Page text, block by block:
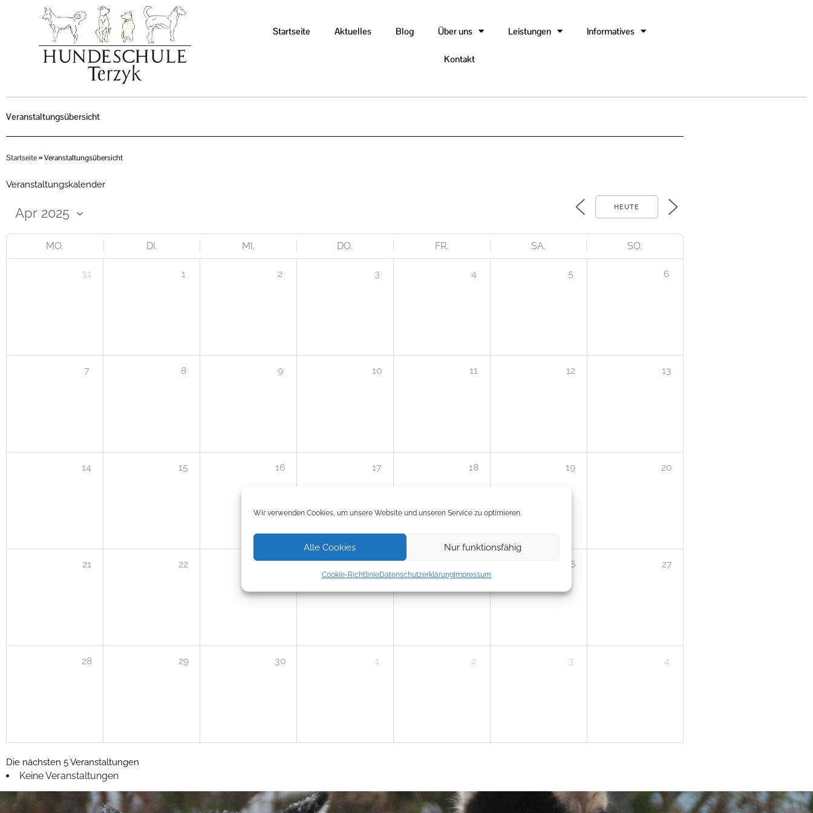
Wir verwenden Cookies, um unsere Website und unseren Service zu optimieren.
Alle Cookies Nur funktionsfähig
Cookie-RichtlinieDatenschutzerklärungImpressum
Startseite Aktuelles Blog Über uns Leistungen Informatives
Kontakt
Veranstaltungsübersicht
Startseite»Veranstaltungsübersicht
Veranstaltungskalender
HEUTE
MO. DI. MI. DO. FR. SA. SO.
31 1 2 3 4 5 6
7 8 9 10 11 12 13
14 15 16 17 18 19 20
21 22 23 24 26 27
28 29 30 1 2 3 4
Die nächsten 5 Veranstaltungen
Keine Veranstaltungen